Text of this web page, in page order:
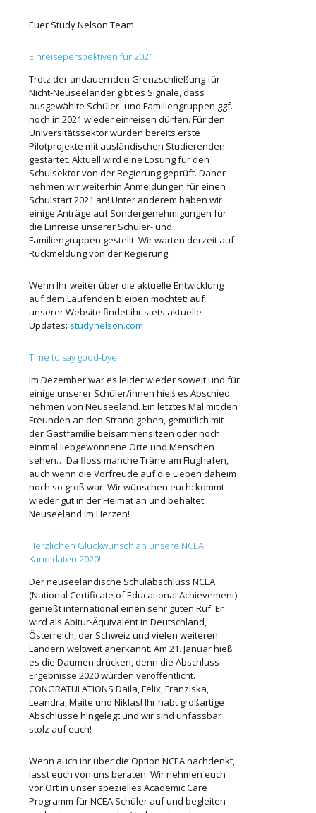
Euer Study Nelson Team
Einreiseperspektiven für 2021
Trotz der andauernden Grenzschließung für
Nicht-Neuseeländer gibt es Signale, dass
ausgewählte Schüler- und Familiengruppen ggf.
noch in 2021 wieder einreisen dürfen. Für den
Universitätssektor wurden bereits erste
Pilotprojekte mit ausländischen Studierenden
gestartet. Aktuell wird eine Lösung für den
Schulsektor von der Regierung geprüft. Daher
nehmen wir weiterhin Anmeldungen für einen
Schulstart 2021 an! Unter anderem haben wir
einige Anträge auf Sondergenehmigungen für
die Einreise unserer Schüler- und
Familiengruppen gestellt. Wir warten derzeit auf
Rückmeldung von der Regierung.
Wenn Ihr weiter über die aktuelle Entwicklung
auf dem Laufenden bleiben möchtet: auf
unserer Website findet ihr stets aktuelle
Updates: studynelson.com
Time to say good-bye
Im Dezember war es leider wieder soweit und für
einige unserer Schüler/innen hieß es Abschied
nehmen von Neuseeland. Ein letztes Mal mit den
Freunden an den Strand gehen, gemütlich mit
der Gastfamilie beisammensitzen oder noch
einmal liebgewonnene Orte und Menschen
sehen… Da floss manche Träne am Flughafen,
auch wenn die Vorfreude auf die Lieben daheim
noch so groß war. Wir wünschen euch: kommt
wieder gut in der Heimat an und behaltet
Neuseeland im Herzen!
Herzlichen Glückwunsch an unsere NCEA
Kandidaten 2020!
Der neuseeländische Schulabschluss NCEA
(National Certificate of Educational Achievement)
genießt international einen sehr guten Ruf. Er
wird als Abitur-Äquivalent in Deutschland,
Österreich, der Schweiz und vielen weiteren
Ländern weltweit anerkannt. Am 21. Januar hieß
es die Daumen drücken, denn die Abschluss-
Ergebnisse 2020 wurden veröffentlicht.
CONGRATULATIONS Daila, Felix, Franziska,
Leandra, Maite und Niklas! Ihr habt großartige
Abschlüsse hingelegt und wir sind unfassbar
stolz auf euch!
Wenn auch ihr über die Option NCEA nachdenkt,
lasst euch von uns beraten. Wir nehmen euch
vor Ort in unser spezielles Academic Care
Programm für NCEA Schüler auf und begleiten